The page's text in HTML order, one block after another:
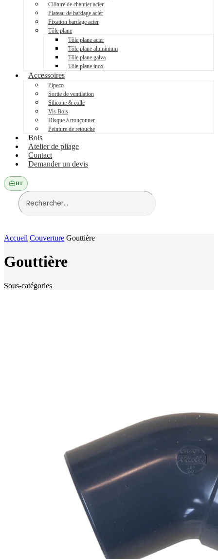
Clôture de chantier acier
Plateau de bardage acier
Fixation bardage acier
Tôle plane
Tôle plane acier
Tôle plane aluminium
Tôle plane galva
Tôle plane inox
Accessoires
Pipeco
Sortie de ventilation
Silicone & colle
Vis Bois
Disque à tronçonner
Peinture de retouche
Bois
Atelier de pliage
Contact
Demander un devis
HT
Accueil Couverture Gouttière
Gouttière
Sous-catégories